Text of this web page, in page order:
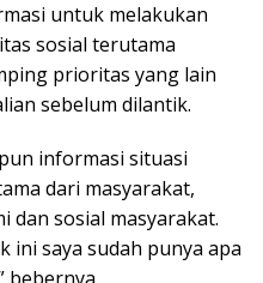
untuk melakukan
sosial terutama
prioritas yang lain
sebelum dilantik.
informasi situasi
dari masyarakat,
dan sosial masyarakat.
ini saya sudah punya apa